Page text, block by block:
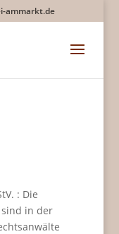
ammarkt.de
: Die
sind in der